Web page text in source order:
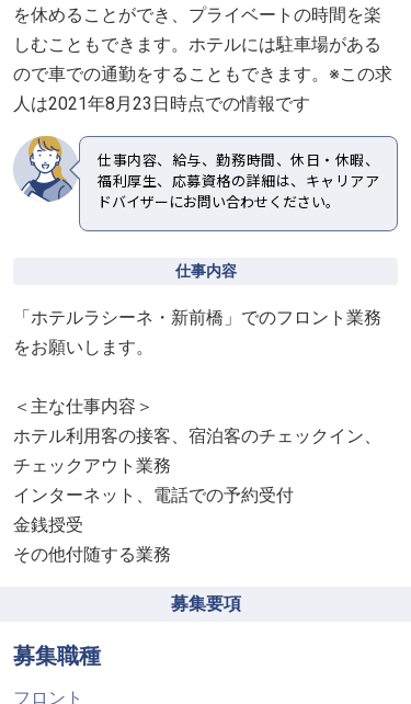
を休めることができ、プライベートの時間を楽
しむこともできます。ホテルには駐車場がある
ので車での通勤をすることもできます。※この求
人は2021年8月23日時点での情報です
仕事内容、給与、勤務時間、休日・休暇、
福利厚生、応募資格の詳細は、キャリアア
ドバイザーにお問い合わせください。
仕事内容
「ホテルラシーネ・新前橋」でのフロント業務
をお願いします。
＜主な仕事内容＞
ホテル利用客の接客、宿泊客のチェックイン、
チェックアウト業務
インターネット、電話での予約受付
金銭授受
その他付随する業務
募集要項
募集職種
フロント